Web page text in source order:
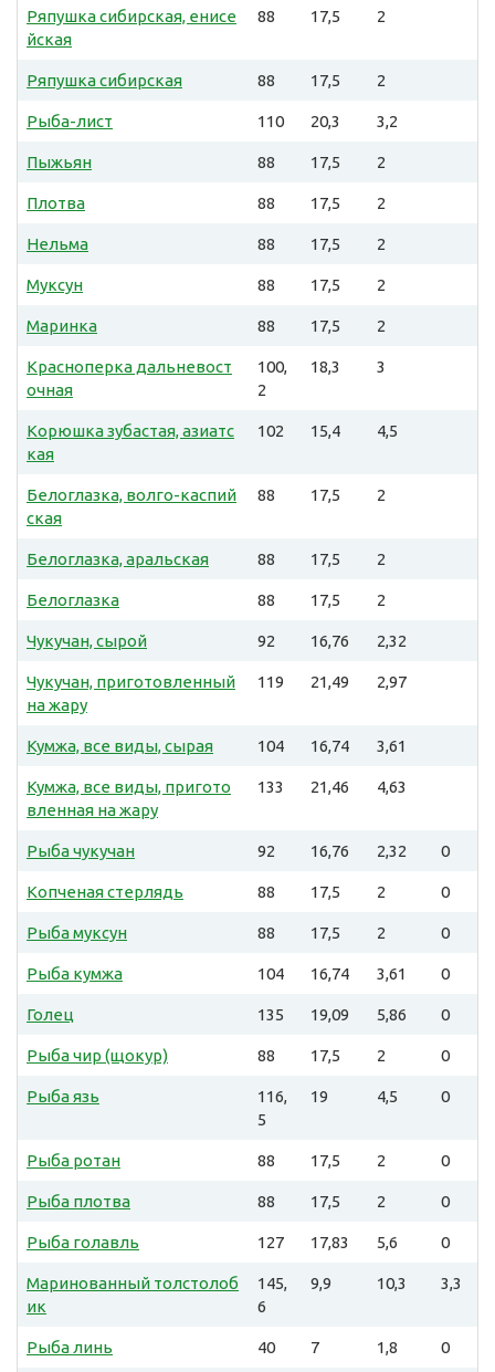
Ряпушка сибирская, енисе
йская
88 17,5 2
Ряпушка сибирская 88 17,5 2
Рыба-лист 110 20,3 3,2
Пыжьян 88 17,5 2
Плотва 88 17,5 2
Нельма 88 17,5 2
Муксун 88 17,5 2
Маринка 88 17,5 2
Красноперка дальневост
очная
100,
2
18,3 3
Корюшка зубастая, азиатс
кая
102 15,4 4,5
Белоглазка, волго-каспий
ская
88 17,5 2
Белоглазка, аральская 88 17,5 2
Белоглазка 88 17,5 2
Чукучан, сырой 92 16,76 2,32
Чукучан, приготовленный
на жару
119 21,49 2,97
Кумжа, все виды, сырая 104 16,74 3,61
Кумжа, все виды, пригото
вленная на жару
133 21,46 4,63
Рыба чукучан 92 16,76 2,32 0
Копченая стерлядь 88 17,5 2 0
Рыба муксун 88 17,5 2 0
Рыба кумжа 104 16,74 3,61 0
Голец 135 19,09 5,86 0
Рыба чир (щокур) 88 17,5 2 0
Рыба язь
116,
5
19 4,5 0
Рыба ротан 88 17,5 2 0
Рыба плотва 88 17,5 2 0
Рыба голавль 127 17,83 5,6 0
Маринованный толстолоб
ик
145,
6
9,9 10,3 3,3
Рыба линь 40 7 1,8 0